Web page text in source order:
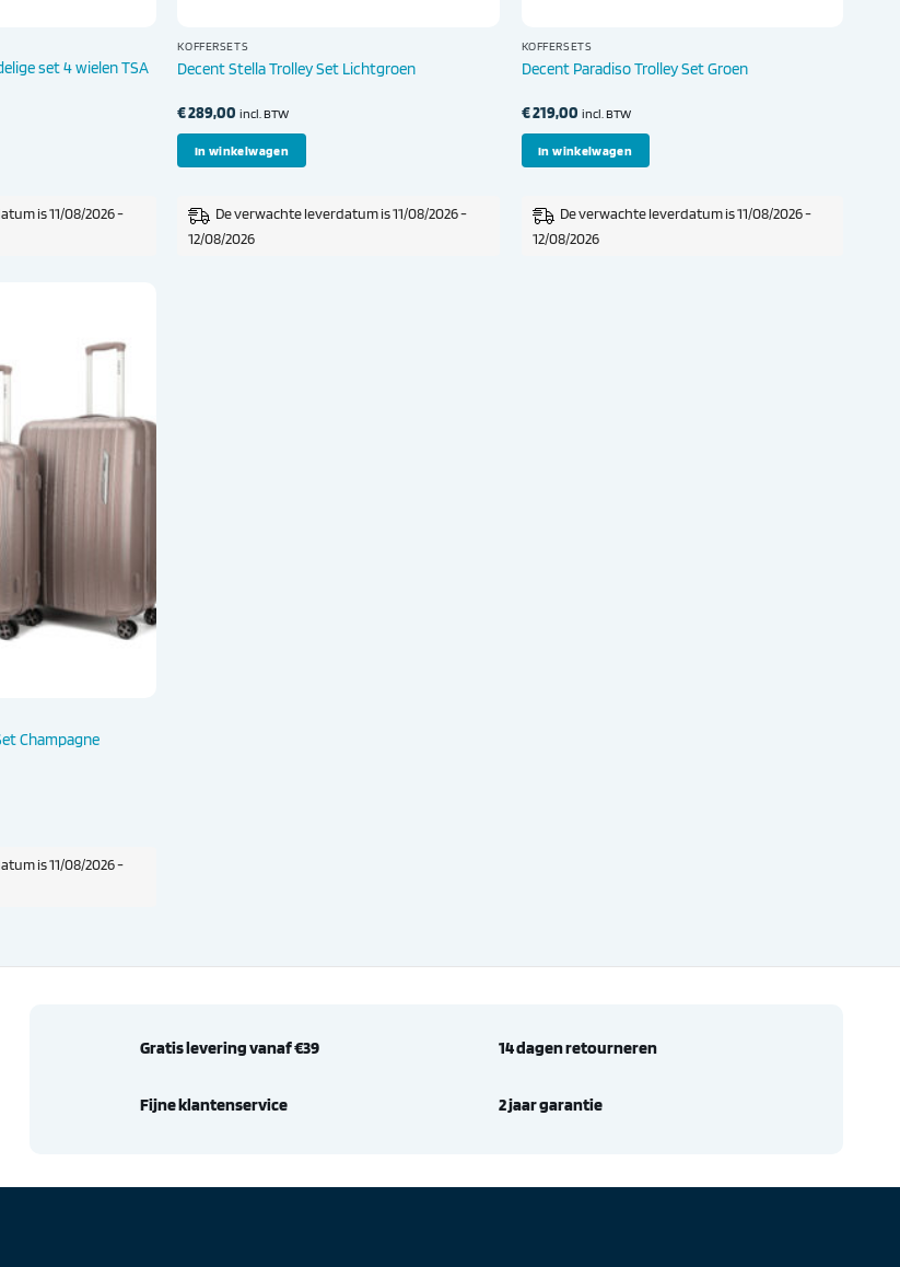
set 4 wielen TSA
is 11/08/2026 -
KOFFERSETS
Decent Stella Trolley Set Lichtgroen
€289,00 incl. BTW
In winkelwagen
De verwachte leverdatum is 11/08/2026 -
12/08/2026
KOFFERSETS
Decent Paradiso Trolley Set Groen
€219,00 incl. BTW
In winkelwagen
De verwachte leverdatum is 11/08/2026 -
12/08/2026
Champagne
is 11/08/2026 -
Gratis levering vanaf €39
Fijne klantenservice
14 dagen retourneren
2 jaar garantie